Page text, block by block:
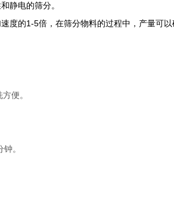
静电的筛分。
度的1-5倍，在筛分物料的过程中，产量可以
便。
。